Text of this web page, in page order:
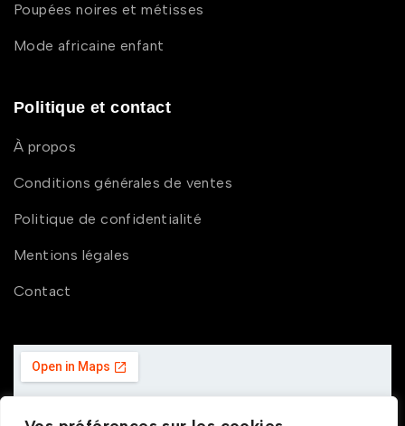
Poupées noires et métisses
Mode africaine enfant
Politique et contact
À propos
Conditions générales de ventes
Politique de confidentialité
Mentions légales
Contact